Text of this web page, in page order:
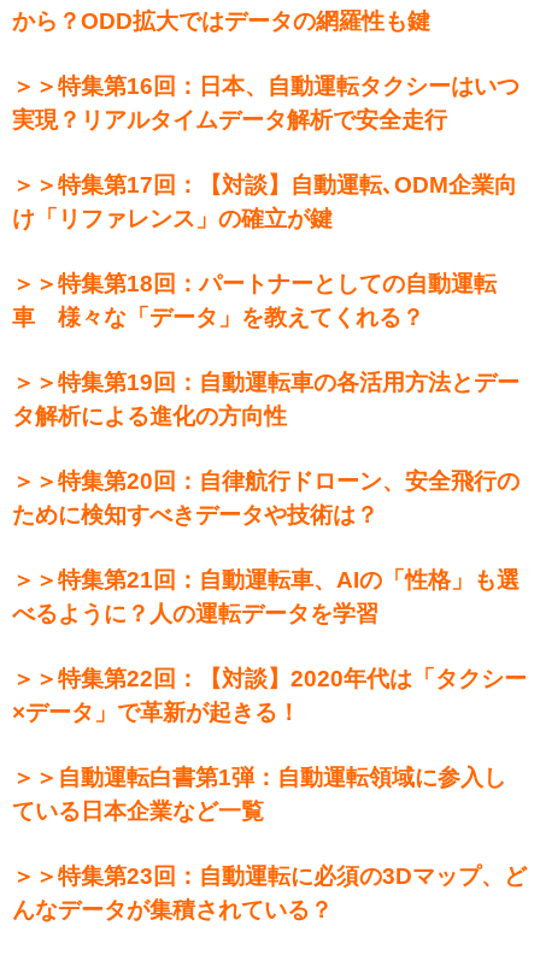
から？ODD拡大ではデータの網羅性も鍵
＞＞特集第16回：日本、自動運転タクシーはいつ
実現？リアルタイムデータ解析で安全走行
＞＞特集第17回：【対談】自動運転､ODM企業向
け「リファレンス」の確立が鍵
＞＞特集第18回：パートナーとしての自動運転
車 様々な「データ」を教えてくれる？
＞＞特集第19回：自動運転車の各活用方法とデー
タ解析による進化の方向性
＞＞特集第20回：自律航行ドローン、安全飛行の
ために検知すべきデータや技術は？
＞＞特集第21回：自動運転車、AIの「性格」も選
べるように？人の運転データを学習
＞＞特集第22回：【対談】2020年代は「タクシー
×データ」で革新が起きる！
＞＞自動運転白書第1弾：自動運転領域に参入し
ている日本企業など一覧
＞＞特集第23回：自動運転に必須の3Dマップ、ど
んなデータが集積されている？